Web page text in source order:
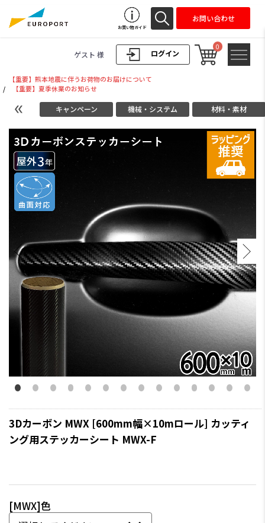
ログイン
ゲスト 様
0
お買い物ガイド
お問い合わせ
【重要】熊本地震に伴うお荷物のお届けについて
/
【重要】夏季休業のお知らせ
キャンペーン 機械・システム 材料・素材
3Dカーボン MWX [600mm幅×10mロール] カッティ
ング用ステッカーシート MWX-F
[MWX]色